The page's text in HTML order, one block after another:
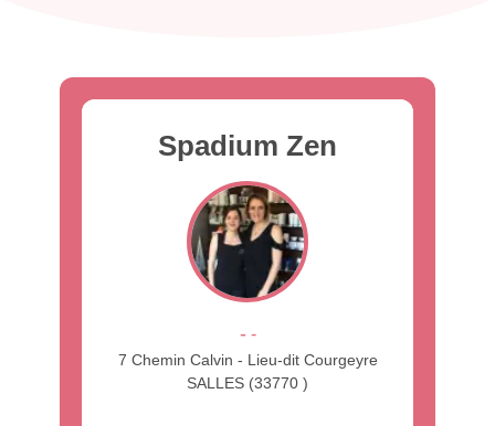
Spadium Zen
--
7 Chemin Calvin - Lieu-dit Courgeyre
SALLES (33770 )